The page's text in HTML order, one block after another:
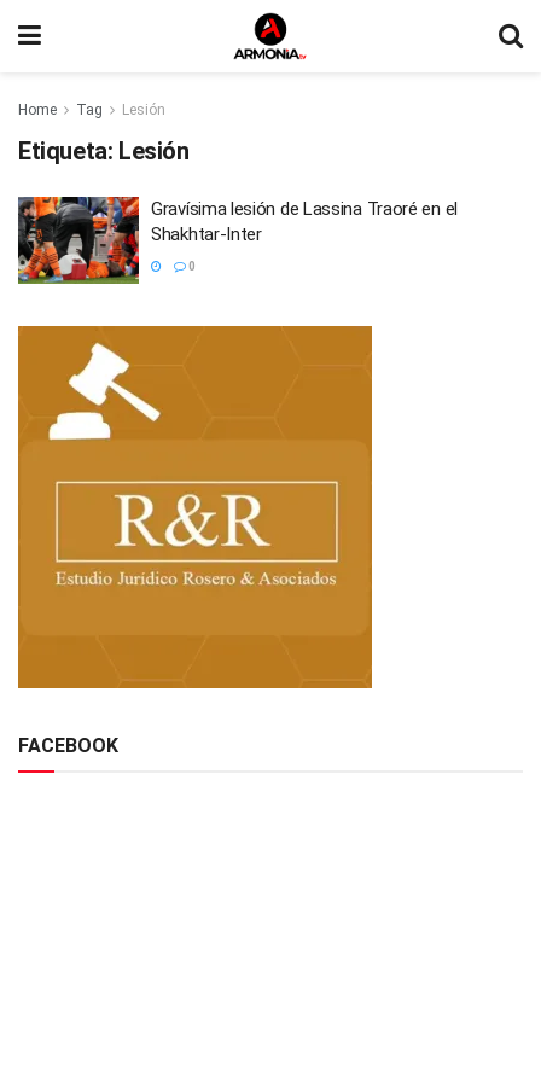
Home Tag Lesión
Etiqueta: Lesión
Gravísima lesión de Lassina Traoré en el
Shakhtar-Inter
0
FACEBOOK